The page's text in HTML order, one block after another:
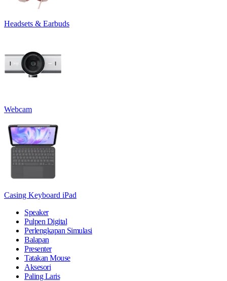
Headsets & Earbuds
Webcam
Casing Keyboard iPad
Speaker
Pulpen Digital
Perlengkapan Simulasi
Balapan
Presenter
Tatakan Mouse
Aksesori
Paling Laris